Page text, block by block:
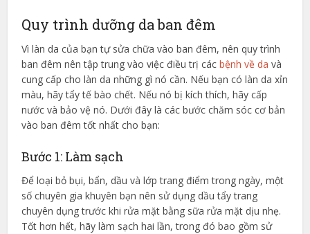
Quy trình dưỡng da ban đêm
Vì làn da của bạn tự sửa chữa vào ban đêm, nên quy trình
ban đêm nên tập trung vào việc điều trị cácbệnh về da và
cung cấp cho làn da những gì nó cần. Nếu bạn có làn da xỉn
màu, hãy tẩy tế bào chết. Nếu nó bị kích thích, hãy cấp
nước và bảo vệ nó. Dưới đây là các bước chăm sóc cơ bản
vào ban đêm tốt nhất cho bạn:
Bước 1: Làm sạch
Để loại bỏ bụi, bẩn, dầu và lớp trang điểm trong ngày, một
số chuyên gia khuyên bạn nên sử dụng dầu tẩy trang
chuyên dụng trước khi rửa mặt bằng sữa rửa mặt dịu nhẹ.
Tốt hơn hết, hãy làm sạch hai lần, trong đó bao gồm sử